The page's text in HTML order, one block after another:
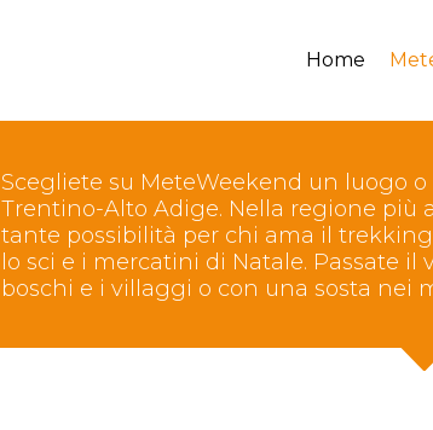
Home
Scegliete su MeteWeekend un luogo
Trentino-Alto Adige. Nella regione più
tante possibilità per chi ama il
lo sci e i mercatini di Natale. Passate
boschi e i villaggi o con una sosta nei